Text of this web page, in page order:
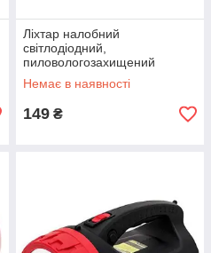
Ліхтар налобний
світлодіодний,
пиловологозахищений
корпус, 1 Вт + 2 LED, 3
батарейки ААА. INTERTOOL
Немає в наявності
149 ₴